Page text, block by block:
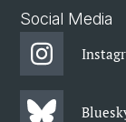
Social Media